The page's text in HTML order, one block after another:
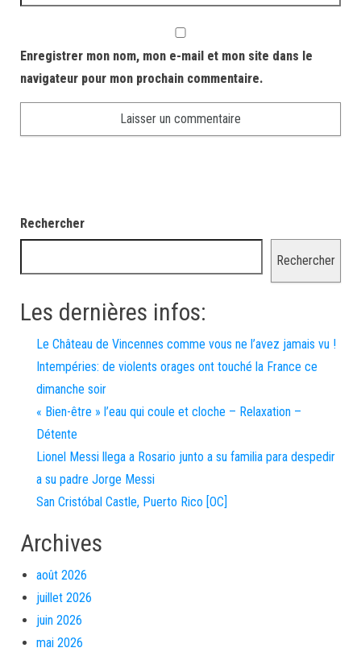
Enregistrer mon nom, mon e-mail et mon site dans le
navigateur pour mon prochain commentaire.
Rechercher
Rechercher
Les dernières infos:
Le Château de Vincennes comme vous ne l’avez jamais vu !
Intempéries: de violents orages ont touché la France ce
dimanche soir
« Bien-être » l’eau qui coule et cloche – Relaxation –
Détente
Lionel Messi llega a Rosario junto a su familia para despedir
a su padre Jorge Messi
San Cristóbal Castle, Puerto Rico [OC]
Archives
août 2026
juillet 2026
juin 2026
mai 2026